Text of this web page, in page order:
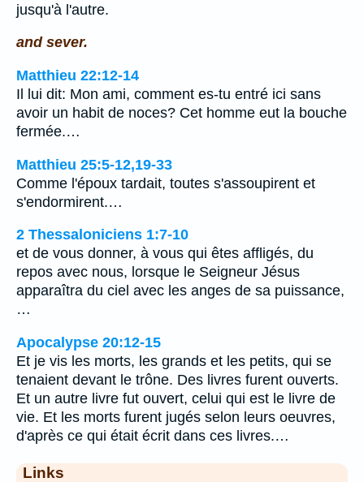
jusqu'à l'autre.
and sever.
Matthieu 22:12-14
Il lui dit: Mon ami, comment es-tu entré ici sans
avoir un habit de noces? Cet homme eut la bouche
fermée.…
Matthieu 25:5-12,19-33
Comme l'époux tardait, toutes s'assoupirent et
s'endormirent.…
2 Thessaloniciens 1:7-10
et de vous donner, à vous qui êtes affligés, du
repos avec nous, lorsque le Seigneur Jésus
apparaîtra du ciel avec les anges de sa puissance,
…
Apocalypse 20:12-15
Et je vis les morts, les grands et les petits, qui se
tenaient devant le trône. Des livres furent ouverts.
Et un autre livre fut ouvert, celui qui est le livre de
vie. Et les morts furent jugés selon leurs oeuvres,
d'après ce qui était écrit dans ces livres.…
Links